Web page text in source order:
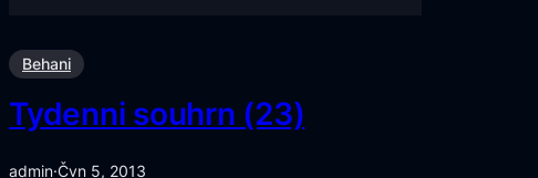
Behani
Tydenni souhrn (23)
admin·Čvn 5, 2013